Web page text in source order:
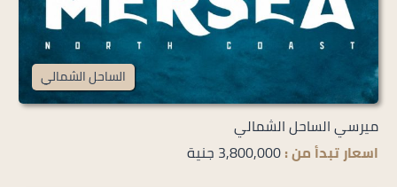
الساحل الشمالي
ميرسي الساحل الشمالي
اسعار تبدأ من :3,800,000 جنية